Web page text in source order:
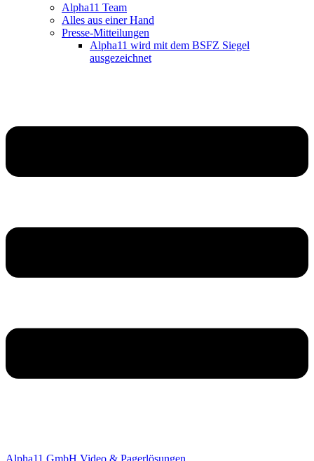
Alpha11 Team
Alles aus einer Hand
Presse-Mitteilungen
Alpha11 wird mit dem BSFZ Siegel
ausgezeichnet